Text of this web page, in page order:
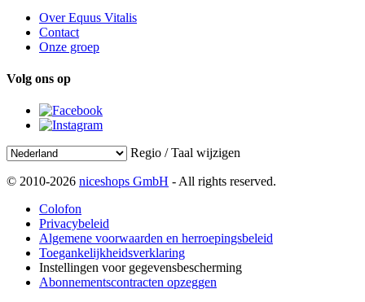
Over Equus Vitalis
Contact
Onze groep
Volg ons op
Regio / Taal wijzigen
© 2010-2026 niceshops GmbH - All rights reserved.
Colofon
Privacybeleid
Algemene voorwaarden en herroepingsbeleid
Toegankelijkheidsverklaring
Instellingen voor gegevensbescherming
Abonnementscontracten opzeggen